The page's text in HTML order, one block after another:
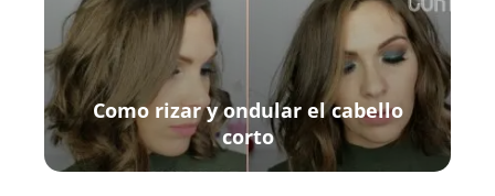
Como rizar y ondular el cabello
corto